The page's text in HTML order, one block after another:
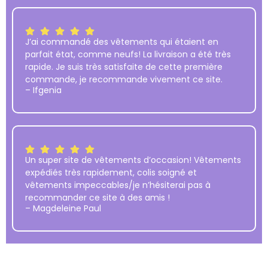
J’ai commandé des vêtements qui étaient en
parfait état, comme neufs! La livraison a été très
rapide. Je suis très satisfaite de cette première
commande, je recommande vivement ce site.
– Ifgenia
Un super site de vêtements d’occasion! Vêtements
expédiés très rapidement, colis soigné et
vêtements impeccables/je n’hésiterai pas à
recommander ce site à des amis !
– Magdeleine Paul